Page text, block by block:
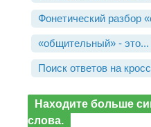
Фонетический разбор
«общительный» - это...
Поиск ответов на
Находите больше
слова.